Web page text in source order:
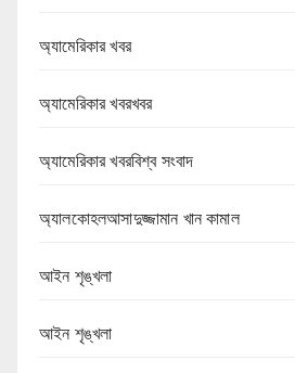
অ্যামেরিকার খবর
অ্যামেরিকার খবরখবর
অ্যামেরিকার খবরবিশ্ব সংবাদ
অ্যালকোহলআসাদুজ্জামান খান কামাল
আইন শৃঙ্খলা
আইন শৃঙ্খলা